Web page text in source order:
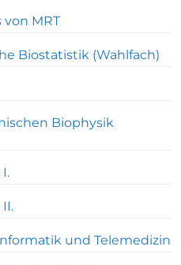
MRT
Biostatistik (Wahlfach)
Biophysik
und Telemedizin